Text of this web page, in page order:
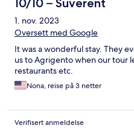
10/10 – Suverent
1. nov. 2023
Oversett med Google
It was a wonderful stay. They
us to Agrigento when our tour
restaurants etc.
Nona, reise på 3 netter
Verifisert anmeldelse